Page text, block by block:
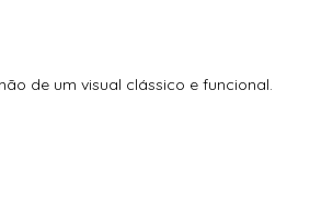
de um visual clássico e funcional.